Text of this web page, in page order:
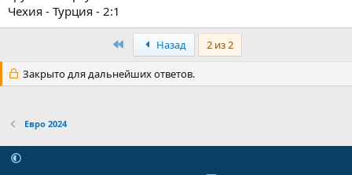
Чехия - Турция - 2:1
ПервыйНазад 2 из 2
Закрыто для дальнейших ответов.
Евро 2024